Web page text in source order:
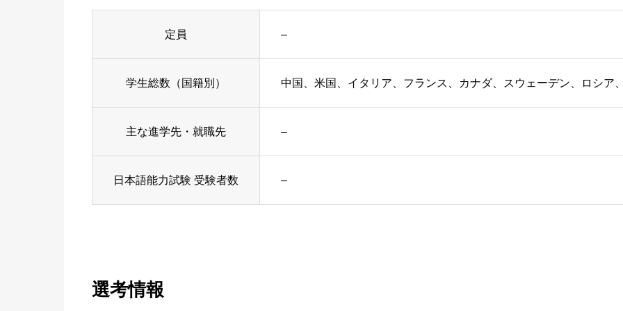
定員 –
学生総数（国籍別） 中国、米国、イタリア、フランス、カナダ、スウェーデン、ロシ
主な進学先・就職先 –
日本語能力試験 受験者数 –
選考情報